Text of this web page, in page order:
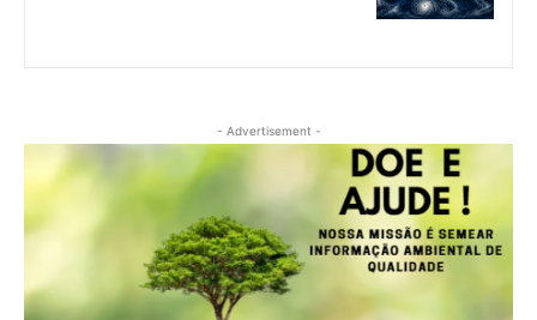
- Advertisement -